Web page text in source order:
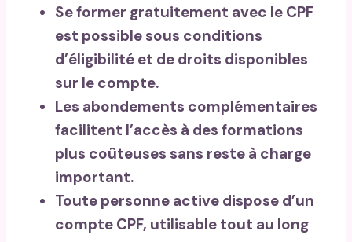
Se former gratuitement avec le CPF
est possible sous conditions
d’éligibilité et de droits disponibles
sur le compte.
Les abondements complémentaires
facilitent l’accès à des formations
plus coûteuses sans reste à charge
important.
Toute personne active dispose d’un
compte CPF, utilisable tout au long